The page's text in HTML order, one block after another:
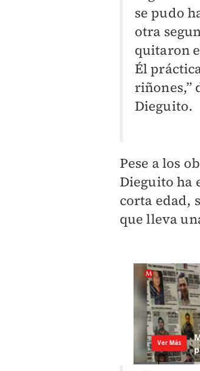
se pudo
otra
quitaron
Él
riñones,”
Dieguito.
Pese a los
Dieguito ha
corta edad,
que lleva